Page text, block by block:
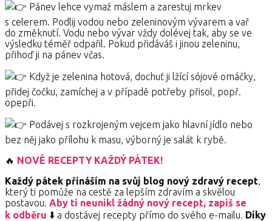
Pánev lehce vymaž máslem a zarestuj mrkev
s celerem. Podlij vodou nebo zeleninovým vývarem a vař
do změknutí. Vodu nebo vývar vždy dolévej tak, aby se ve
výsledku téměř odpařil. Pokud přidáváš i jinou zeleninu,
přihoď ji na pánev včas.
Když je zelenina hotová, dochuť ji lžící sójové omáčky,
přidej čočku, zamíchej a v případě potřeby přisol, popř.
opepři.
Podávej s rozkrojeným vejcem jako hlavní jídlo nebo
bez něj jako přílohu k masu, výborný je salát k rybě.
🔥 NOVÉ RECEPTY KAŽDÝ PÁTEK!
Každý pátek přináším na svůj blog nový zdravý recept,
který ti pomůže na cestě za lepším zdravím a skvělou
postavou. Aby ti neunikl žádný nový recept, zapiš se
k odběru ⬇️ a dostávej recepty přímo do svého e-mailu. Díky